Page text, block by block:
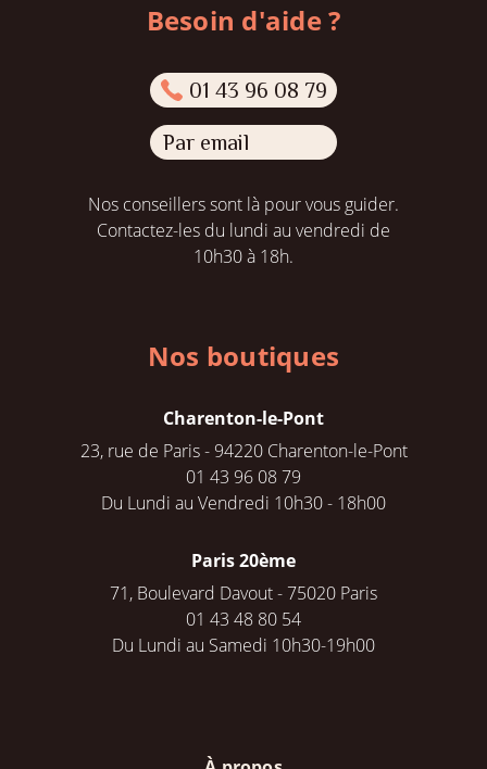
Besoin d'aide ?
01 43 96 08 79
Par email
Nos conseillers sont là pour vous guider.
Contactez-les du lundi au vendredi de
10h30 à 18h.
Nos boutiques
Charenton-le-Pont
23, rue de Paris - 94220 Charenton-le-Pont
01 43 96 08 79
Du Lundi au Vendredi 10h30 - 18h00
Paris 20ème
71, Boulevard Davout - 75020 Paris
01 43 48 80 54
Du Lundi au Samedi 10h30-19h00